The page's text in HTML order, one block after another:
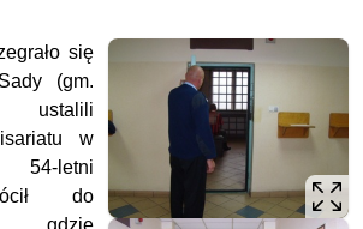
się
(gm.
ustalili
w
letni
do